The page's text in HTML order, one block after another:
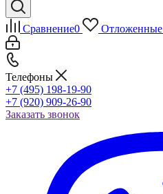
Сравнение0 Отложенные
Телефоны
+7 (495) 198-19-90
+7 (920) 909-26-90
Заказать звонок